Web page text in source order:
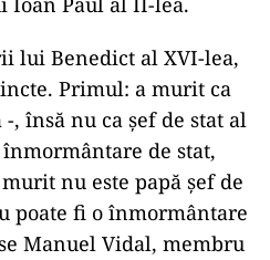
lui Benedict al XVI-lea,
Primul: a murit ca
, însă nu ca șef de stat al
de stat,
nu este papă șef de
poate fi o înmormântare
Manuel Vidal, membru